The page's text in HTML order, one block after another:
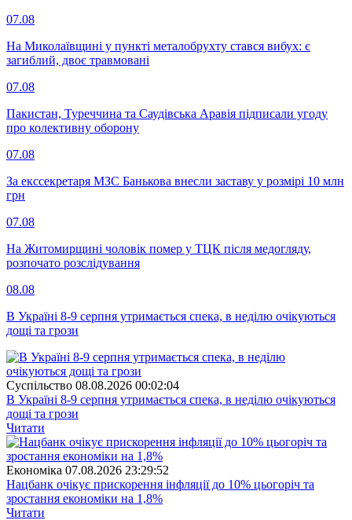
07.08
На Миколаївщині у пункті металобрухту стався вибух: є
загиблий, двоє травмовані
07.08
Пакистан, Туреччина та Саудівська Аравія підписали угоду
про колективну оборону
07.08
За екссекретаря МЗС Банькова внесли заставу у розмірі 10 млн
грн
07.08
На Житомирщині чоловік помер у ТЦК після медогляду,
розпочато розслідування
08.08
В Україні 8-9 серпня утримається спека, в неділю очікуються
дощі та грози
Суспiльство 08.08.2026 00:02:04
В Україні 8-9 серпня утримається спека, в неділю очікуються
дощі та грози
Читати
Економіка 07.08.2026 23:29:52
Нацбанк очікує прискорення інфляції до 10% цьогоріч та
зростання економіки на 1,8%
Читати